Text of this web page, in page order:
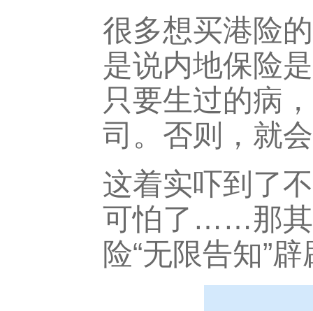
很多想买港险
是说内地保险
只要生过的病
司。否则，就
这着实吓到了
可怕了……那其
险“无限告知”